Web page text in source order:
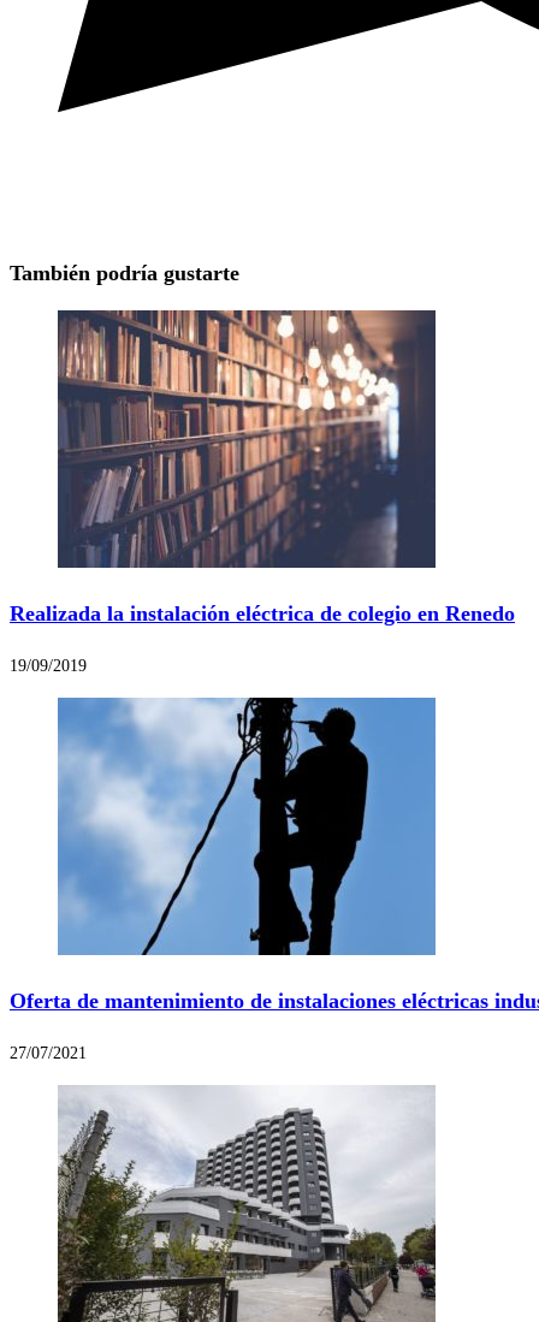
También podría gustarte
Realizada la instalación eléctrica de colegio en Renedo
19/09/2019
Oferta de mantenimiento de instalaciones eléctricas
27/07/2021